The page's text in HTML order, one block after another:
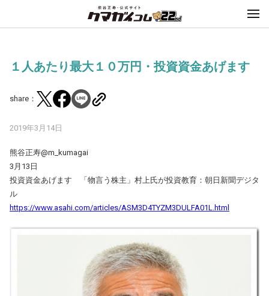
１人あたり最大１０万円・投資資金あげます
share：
2019年3月14日
熊谷正寿@m_kumagai
3月13日
投資資金あげます 「物言う株主」村上氏が投資教育：朝日新聞デジタ
ル
https://www.asahi.com/articles/ASM3D4TYZM3DULFA01L.html